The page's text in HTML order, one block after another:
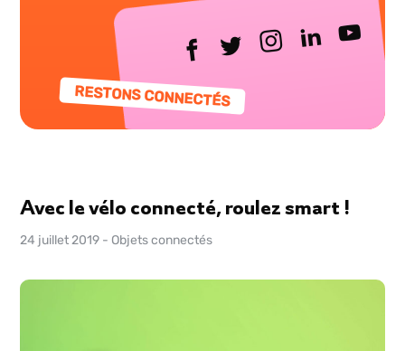
RESTONS CONNECTÉS
Avec le vélo connecté, roulez smart !
24 juillet 2019 - Objets connectés